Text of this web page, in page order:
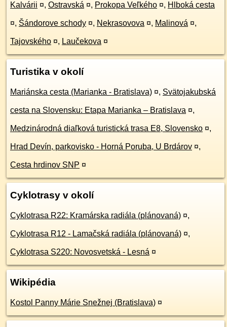
Kalvárii ¤, Ostravská ¤, Prokopa Veľkého ¤, Hlboká cesta
¤, Šándorove schody ¤, Nekrasovova ¤, Malinová ¤,
Tajovského ¤, Laučekova ¤
Turistika v okolí
Mariánska cesta (Marianka - Bratislava) ¤, Svätojakubská
cesta na Slovensku: Etapa Marianka – Bratislava ¤,
Medzinárodná diaľková turistická trasa E8, Slovensko ¤,
Hrad Devín, parkovisko - Horná Poruba, U Brdárov ¤,
Cesta hrdinov SNP ¤
Cyklotrasy v okolí
Cyklotrasa R22: Kramárska radiála (plánovaná) ¤,
Cyklotrasa R12 - Lamačská radiála (plánovaná) ¤,
Cyklotrasa S220: Novosvetská - Lesná ¤
Wikipédia
Kostol Panny Márie Snežnej (Bratislava) ¤